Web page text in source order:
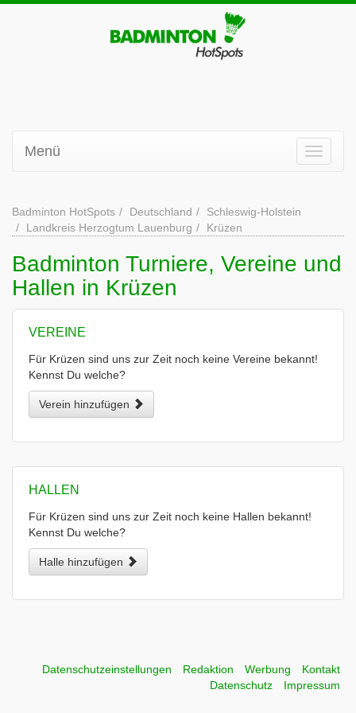
Menü
Badminton HotSpots Deutschland
Schleswig-Holstein
Landkreis Herzogtum Lauenburg
Krüzen
Badminton Turniere, Vereine und
Hallen in Krüzen
VEREINE
Für Krüzen sind uns zur Zeit noch keine Vereine bekannt!
Kennst Du welche?
Verein hinzufügen
HALLEN
Für Krüzen sind uns zur Zeit noch keine Hallen bekannt!
Kennst Du welche?
Halle hinzufügen
Datenschutzeinstellungen Redaktion Werbung
Kontakt
Datenschutz
Impressum